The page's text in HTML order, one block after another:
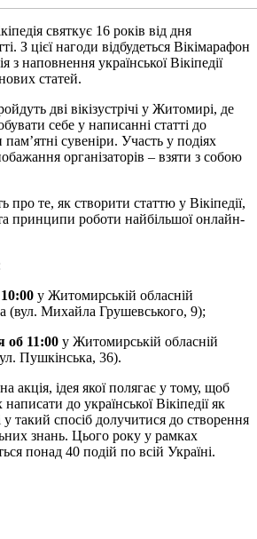
святкує 16 років від дня
З цієї нагоди відбудеться Вікімарафон
з наповнення української Вікіпедії
статей.
дві вікізустрічі у Житомирі, де
себе у написанні статті до
пам’ятні сувеніри. Участь у подіях
організаторів – взяти з собою
про те, як створити статтю у Вікіпедії,
принципи роботи найбільшої онлайн-
у Житомирській обласній
(вул. Михайла Грушевського, 9);
об 11:00 у Житомирській обласній
Пушкінська, 36).
акція, ідея якої полягає у тому, щоб
до української Вікіпедії як
такий спосіб долучитися до створення
знань. Цього року у рамках
понад 40 подій по всій Україні.